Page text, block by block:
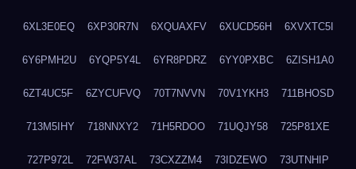
6XL3E0EQ 6XP30R7N 6XQUAXFV 6XUCD56H 6XVXTC5I
6Y6PMH2U 6YQP5Y4L 6YR8PDRZ 6YY0PXBC 6ZISH1A0
6ZT4UC5F 6ZYCUFVQ 70T7NVVN 70V1YKH3 711BHOSD
713M5IHY 718NNXY2 71H5RDOO 71UQJY58 725P81XE
727P972L 72FW37AL 73CXZZM4 73IDZEWO 73UTNHIP